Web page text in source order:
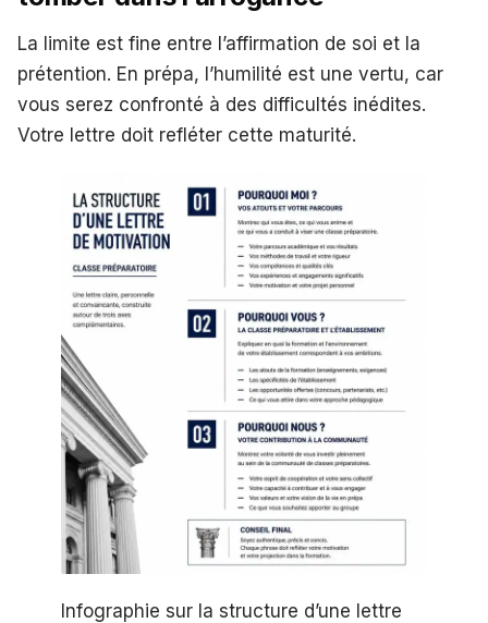
La limite est fine entre l’affirmation de soi et la
prétention. En prépa, l’humilité est une vertu, car
vous serez confronté à des difficultés inédites.
Votre lettre doit refléter cette maturité.
Infographie sur la structure d’une lettre